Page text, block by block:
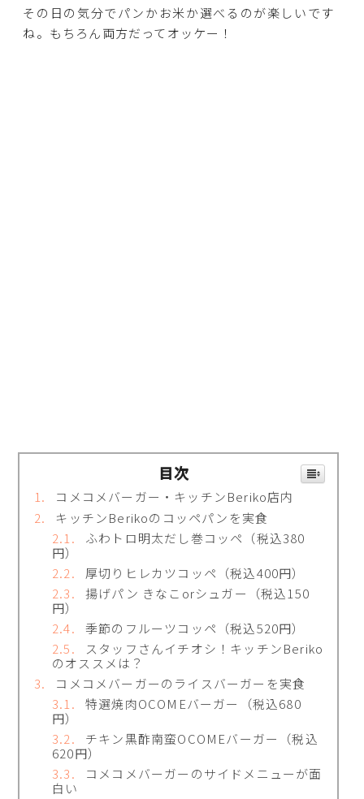
その日の気分でパンかお米か選べるのが楽しいです
ね。もちろん両方だってオッケー！
目次
コメコメバーガー・キッチンBeriko店内
キッチンBerikoのコッペパンを実食
ふわトロ明太だし巻コッペ（税込380
円）
厚切りヒレカツコッペ（税込400円）
揚げパン きなこorシュガー（税込150
円）
季節のフルーツコッペ（税込520円）
スタッフさんイチオシ！キッチンBeriko
のオススメは？
コメコメバーガーのライスバーガーを実食
特選焼肉OCOMEバーガー（税込680
円）
チキン黒酢南蛮OCOMEバーガー（税込
620円）
コメコメバーガーのサイドメニューが面
白い